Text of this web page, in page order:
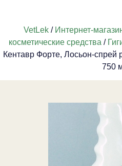
VetLek / Интернет-
косметические средства /
Кентавр Форте, Лосьон-спрей
750